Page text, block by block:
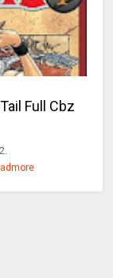
Full Cbz